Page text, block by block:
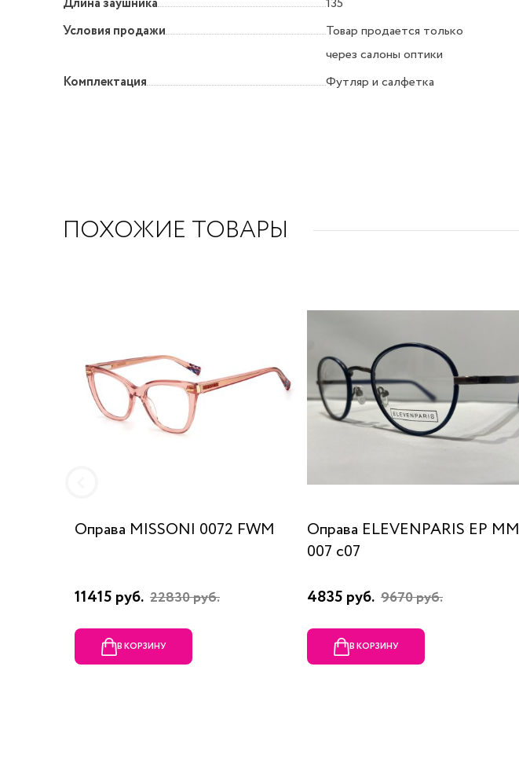
Длина заушника
135
Условия продажи
Товар продается только
через салоны оптики
Комплектация
Футляр и салфетка
ПОХОЖИЕ ТОВАРЫ
Оправа MISSONI 0072 FWM
11415 руб. 22830 руб.
В КОРЗИНУ
Оправа ELEVENPARIS EP MM
007 c07
4835 руб. 9670 руб.
В КОРЗИНУ